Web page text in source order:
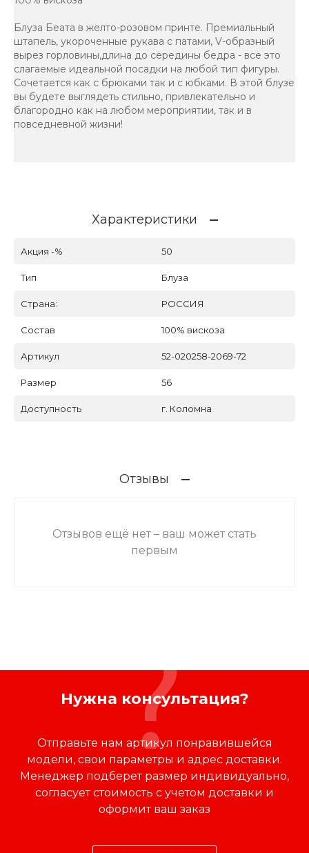
Блуза Беата в желто-розовом принте. Премиальный
штапель, укороченные рукава с патами, V-образный
вырез горловины,длина до середины бедра - все это
слагаемые идеальной посадки на любой тип фигуры.
Сочетается как с брюками так и с юбками. В этой блузе
вы будете выглядеть стильно, привлекательно и
благородно как на любом мероприятии, так и в
повседневной жизни!
Характеристики
Акция -% 50
Тип Блуза
Страна: РОССИЯ
Состав 100% вискоза
Артикул 52-020258-2069-72
Размер 56
Доступность г. Коломна
Отзывы
Отзывов ещё нет – ваш может стать
первым
Нужна консультация?
Отправьте нам артикул понравившейся
модели, свои параметры и адрес доставки.
Менеджер подберет размер индивидуально,
согласует стоимость с учетом доставки и
оформит ваш заказ